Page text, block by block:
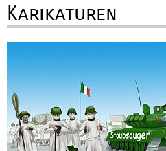
Karikaturen